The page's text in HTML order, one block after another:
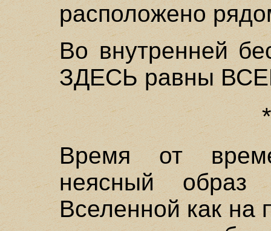
расположено
Во внутренней
ЗДЕСЬ равны
Время от
неясный образ
Вселенной как на